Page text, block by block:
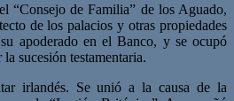
“Consejo de Familia” de los Aguado,
de los palacios y otras propiedades
apoderado en el Banco, y se ocupó
sucesión testamentaria.
irlandés. Se unió a la causa de la